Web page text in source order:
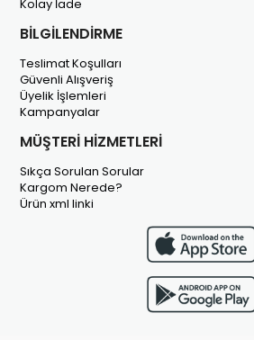
Kolay İade
BİLGİLENDİRME
Teslimat Koşulları
Güvenli Alışveriş
Üyelik İşlemleri
Kampanyalar
MÜŞTERİ HİZMETLERİ
Sıkça Sorulan Sorular
Kargom Nerede?
Ürün xml linki